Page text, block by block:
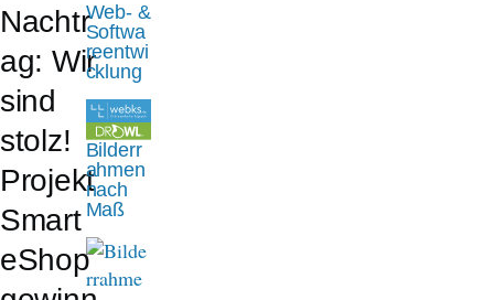
a
d
n
a
v
i
g
Nachtr
ag: Wir
sind
stolz!
Projekt
Smart
eShop
Web- &
Softwa
reentwi
cklung
Bilderr
ahmen
nach
Maß